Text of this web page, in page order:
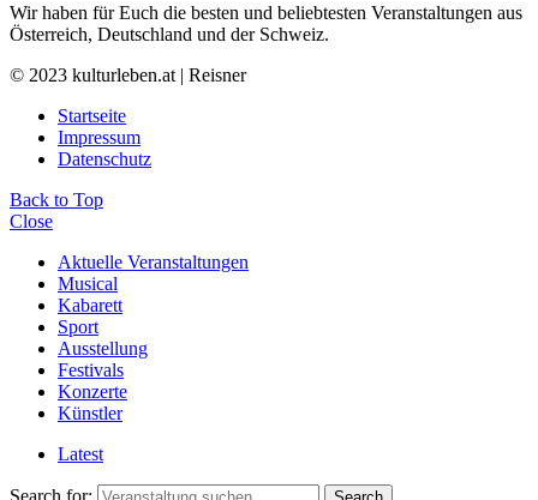
Wir haben für Euch die besten und beliebtesten Veranstaltungen aus
Österreich, Deutschland und der Schweiz.
© 2023 kulturleben.at | Reisner
Startseite
Impressum
Datenschutz
Back to Top
Close
Aktuelle Veranstaltungen
Musical
Kabarett
Sport
Ausstellung
Festivals
Konzerte
Künstler
Latest
Search for: